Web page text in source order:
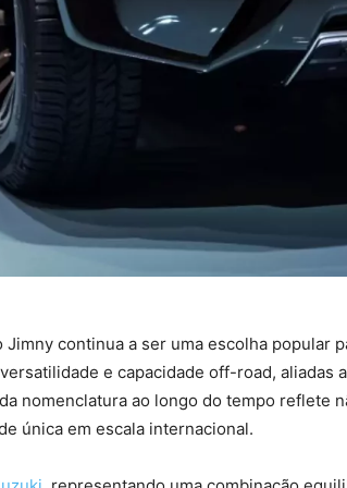
continua a ser uma escolha popular
e capacidade off-road,
nomenclatura ao longo do tempo reflete
única em escala internacional.